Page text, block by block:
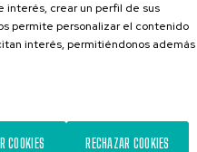
interés, crear un perfil de sus
permite personalizar el contenido
interés, permitiéndonos además
RECHAZAR COOKIES
COOKIES